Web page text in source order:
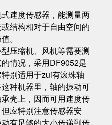
速度传感器，能测量两
结构相对于自由空间的
。
压缩机、风机等需要测
情况，采用DF9052是
别适用于zui有滚珠轴
种机器里，轴的振动可
壳上，因而可用速度传
应特别注意传感器安
有足够的大小传递到传